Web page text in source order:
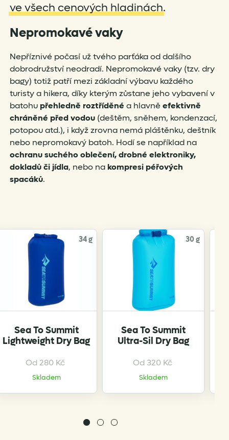
ve všech cenových hladinách.
Nepromokavé vaky
Nepříznivé počasí už tvého parťáka od dalšího
dobrodružství neodradí. Nepromokavé vaky (tzv. dry
bagy) totiž patří mezi základní výbavu každého
turisty a hikera, díky kterým zůstane jeho vybavení v
batohu přehledně roztříděné a hlavněefektivně
chráněné před vodou(deštěm, sněhem, kondenzací,
potopou atd.), i když zrovna nemá pláštěnku, deštník
nebo nepromokavý batoh. Hodí se například na
ochranu suchého oblečení, drobné elektroniky,
dokladů či jídla, nebo na kompresi péřových
spacáků.
34 g
Sea To Summit
Lightweight Dry Bag
Od280 Kč
Skladem
30 g
Sea To Summit
Ultra-Sil Dry Bag
Od 320 Kč
Skladem